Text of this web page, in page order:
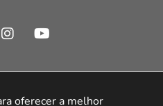
Desenvolvimento HeroStar
oferecer a melhor